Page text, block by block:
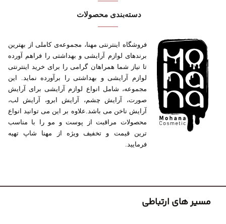
دسته‌بندی محصولات
فروشگاه اینترنتی مهنا، مجموعه‌ی کاملی از بهترین
برندهای لوازم آرایشی و بهداشتی را فراهم آورده
تا نیاز شما همراهان گرامی را برای خرید اینترنتی
لوازم آرایشی و بهداشتی را برآورده نماید. این
مجموعه، شامل انواع لوازم آرایشی برای آرایش
صورت، آرایش چشم، آرایش ابرو، آرایش لب،
آرایش ناخن می باشد.علاوه بر این می توانید انواع
محصولات مراقبت از پوست و مو را با مناسب
ترین قیمت و تخفیف ویژه از مهنا شاپ تهیه
فرمایید.
مسیر های ارتباطی